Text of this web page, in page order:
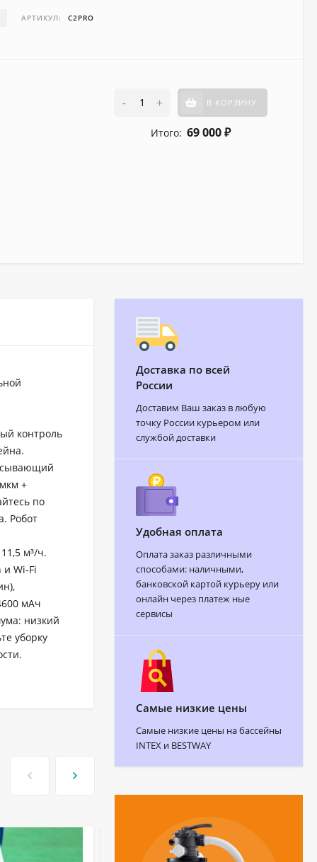
АРТИКУЛ: C2PRO
- + В КОРЗИНУ
Итого: 69 000 ₽
контроль
+
по
Робот
м³/ч.
Wi‑Fi
мАч
низкий
уборку
Доставка по всей
России
Доставим Ваш заказ в любую
точку России курьером или
службой доставки
Удобная оплата
Оплата заказ различными
способами: наличными,
банковской картой курьеру или
онлайн через платеж ные
сервисы
Самые низкие цены
Самые низкие цены на бассейны
INTEX и BESTWAY